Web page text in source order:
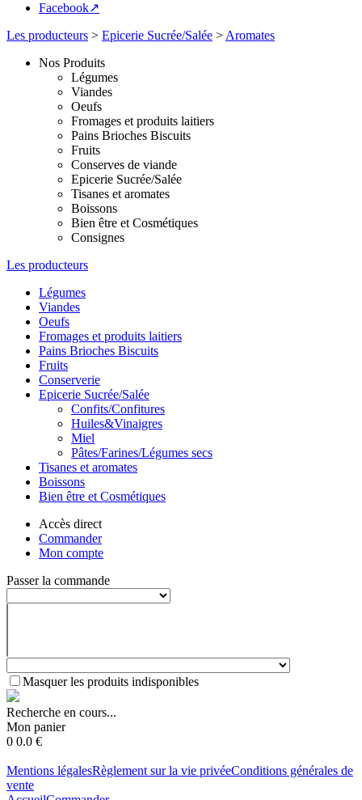
Facebook↗
Les producteurs > Epicerie Sucrée/Salée > Aromates
Nos Produits
Légumes
Viandes
Oeufs
Fromages et produits laitiers
Pains Brioches Biscuits
Fruits
Conserves de viande
Epicerie Sucrée/Salée
Tisanes et aromates
Boissons
Bien être et Cosmétiques
Consignes
Les producteurs
Légumes
Viandes
Oeufs
Fromages et produits laitiers
Pains Brioches Biscuits
Fruits
Conserverie
Epicerie Sucrée/Salée
Confits/Confitures
Huiles&Vinaigres
Miel
Pâtes/Farines/Légumes secs
Tisanes et aromates
Boissons
Bien être et Cosmétiques
Accès direct
Commander
Mon compte
Passer la commande
Masquer les produits indisponibles
Recherche en cours...
Mon panier
0 0.0 €
Mentions légalesRèglement sur la vie privéeConditions générales de
vente